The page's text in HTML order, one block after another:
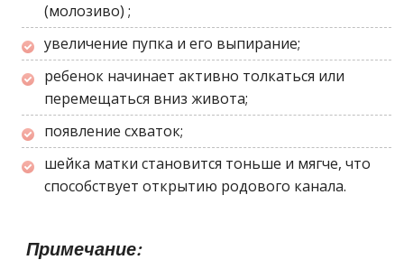
(молозиво) ;
увеличение пупка и его выпирание;
ребенок начинает активно толкаться или
перемещаться вниз живота;
появление схваток;
шейка матки становится тоньше и мягче, что
способствует открытию родового канала.
Примечание: